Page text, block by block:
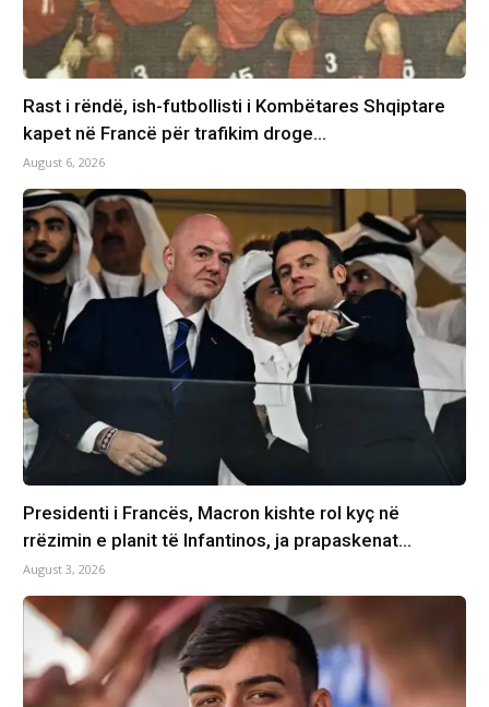
Rast i rëndë, ish-futbollisti i Kombëtares Shqiptare
kapet në Francë për trafikim droge…
August 6, 2026
Presidenti i Francës, Macron kishte rol kyç në
rrëzimin e planit të Infantinos, ja prapaskenat…
August 3, 2026